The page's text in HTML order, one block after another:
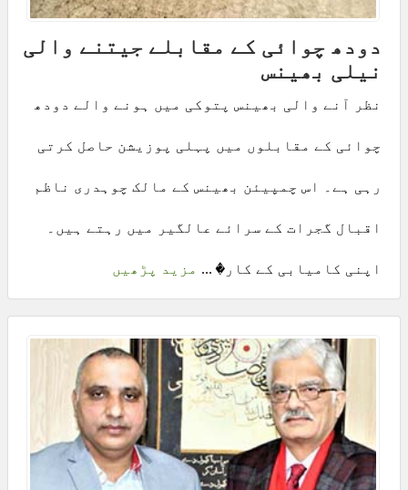
دودھ چوائی کے مقابلے جیتنے والی
نیلی بھینس
نظر آنے والی بھینس پتوکی میں ہونے والے دودھ
چوائی کے مقابلوں میں پہلی پوزیشن حاصل کرتی
رہی ہے۔ اس چمپیئن بھینس کے مالک چوہدری ناظم
اقبال گجرات کے سرائے عالگیر میں رہتے ہیں۔
اپنی کامیابی کے کار� ... مزید پڑھیں